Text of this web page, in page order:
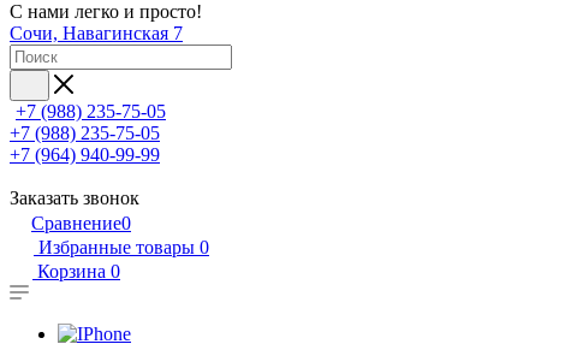
С нами легко и просто!
Сочи, Навагинская 7
+7 (988) 235-75-05
+7 (988) 235-75-05
+7 (964) 940-99-99
Заказать звонок
Сравнение0
Избранные товары 0
Корзина 0